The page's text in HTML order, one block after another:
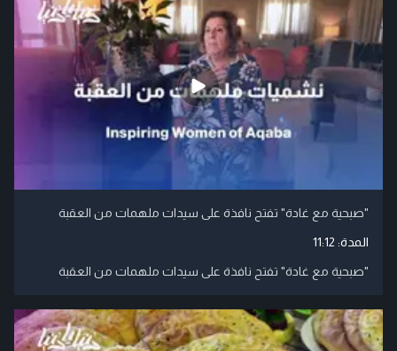
"صبحية مع غادة" تفتح نافذة على سيدات ملهمات من العقبة
المدة: 11:12
"صبحية مع غادة" تفتح نافذة على سيدات ملهمات من العقبة